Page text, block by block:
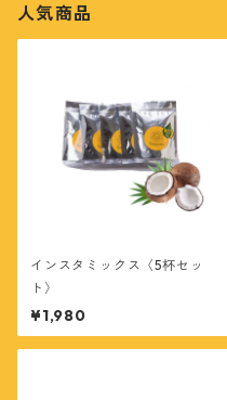
人気商品
インスタミックス〈5杯セッ
ト〉
¥1,980